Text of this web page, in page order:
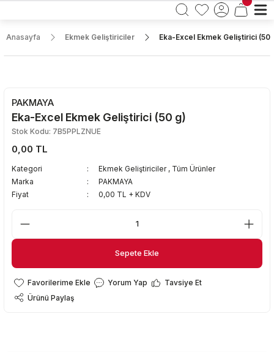
Anasayfa Ekmek Geliştiriciler Eka-Excel Ekmek Geliştirici (50
PAKMAYA
Eka-Excel Ekmek Geliştirici (50 g)
Stok Kodu: 7B5PPLZNUE
0,00 TL
Kategori Ekmek Geliştiriciler , Tüm Ürünler
Marka
PAKMAYA
Fiyat
0,00 TL + KDV
Sepete Ekle
Sepete Ekle
Yorum Yap
Tavsiye Et
Ürünü Paylaş